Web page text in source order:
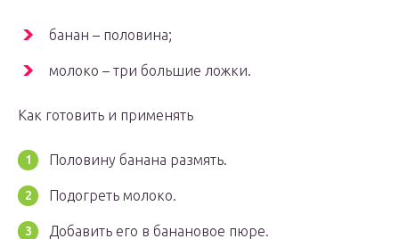
банан – половина;
молоко – три большие ложки.
Как готовить и применять
Половину банана размять.
Подогреть молоко.
Добавить его в банановое пюре.